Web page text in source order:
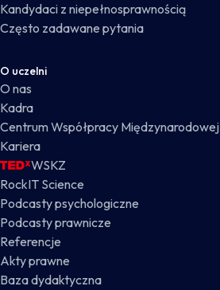
Kandydaci z niepełnosprawnością
Często zadawane pytania
O uczelni
O nas
Kadra
Centrum Współpracy Międzynarodowej
Kariera
WSKZ
RockIT Science
Podcasty psychologiczne
Podcasty prawnicze
Referencje
Akty prawne
Baza dydaktyczna